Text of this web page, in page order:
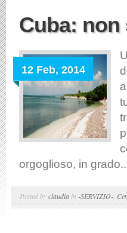
Cuba: non
12 Feb, 2014
orgoglioso, in
Posted byclaudia in -SERVIZIO-